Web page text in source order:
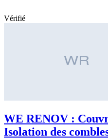
Vérifié
WE RENOV :
Isolation des